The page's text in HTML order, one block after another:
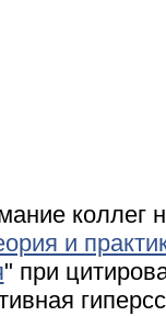
коллег
и
" при